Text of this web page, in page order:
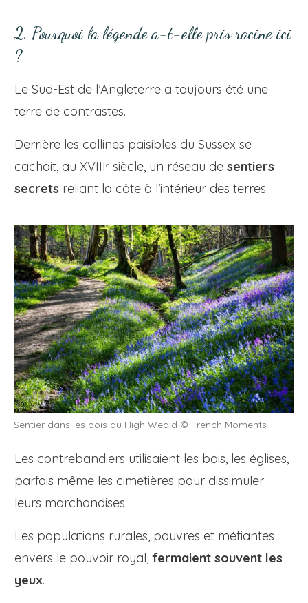
2. Pourquoi la légende a-t-elle pris racine ici
?
Le Sud-Est de l’Angleterre a toujours été une
terre de contrastes.
Derrière les collines paisibles du Sussex se
cachait, au XVIIIᵉ siècle, un réseau de sentiers
secrets reliant la côte à l’intérieur des terres.
Sentier dans les bois du High Weald © French Moments
Les contrebandiers utilisaient les bois, les églises,
parfois même les cimetières pour dissimuler
leurs marchandises.
Les populations rurales, pauvres et méfiantes
envers le pouvoir royal, fermaient souvent les
yeux.